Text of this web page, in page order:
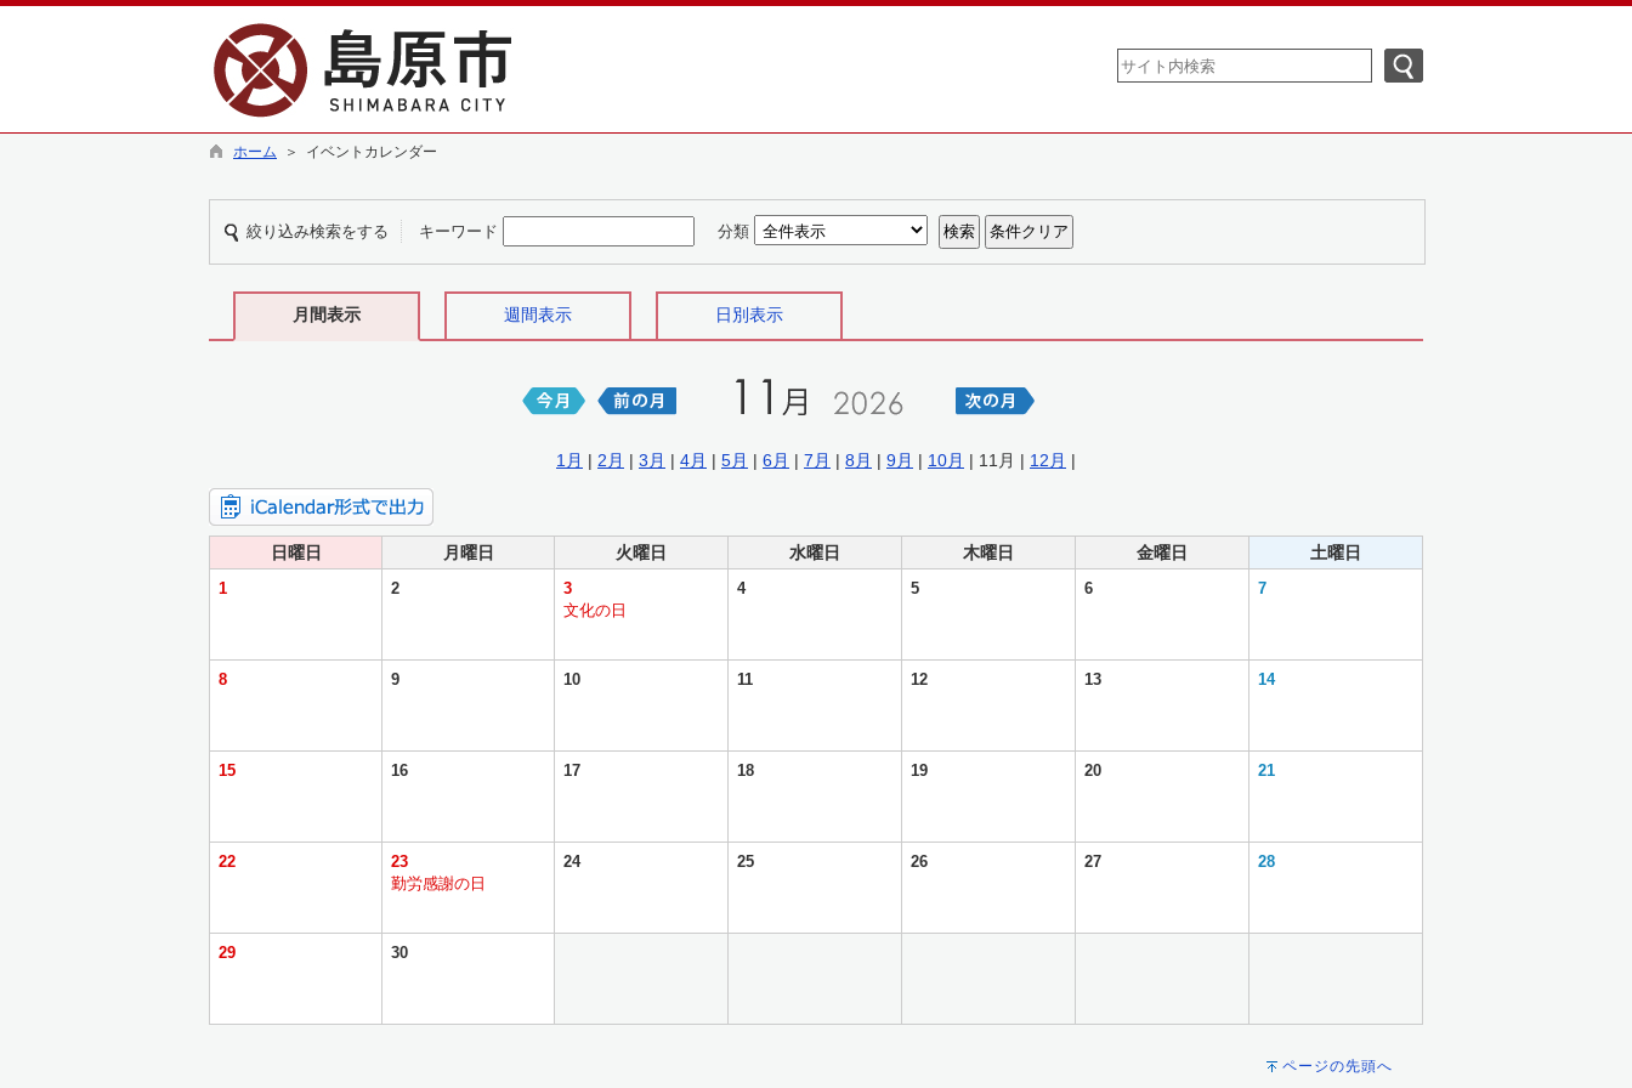
ホーム ＞ イベントカレンダー
絞り込み検索をする キーワード 分類
月間表示 週間表示 日別表示
1月 | 2月 | 3月 | 4月 | 5月 | 6月 | 7月 | 8月 | 9月 | 10月 | 11月 | 12月 |
日曜日 月曜日 火曜日 水曜日 木曜日 金曜日 土曜日
1 2
3
文化の日
4 5 6 7
8 9 10 11 12 13 14
15 16 17 18 19 20 21
22
23
勤労感謝の日
24 25 26 27 28
29 30
ページの先頭へ